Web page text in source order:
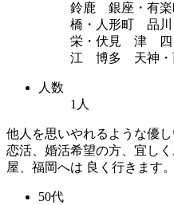
鈴鹿 銀座・有
橋・人形町 品
栄・伏見 津 四
江 博多 天神・
人数
1人
他人を思いやれるような優
恋活、婚活希望の方、宜し
屋、福岡へは 良く行きます
50代